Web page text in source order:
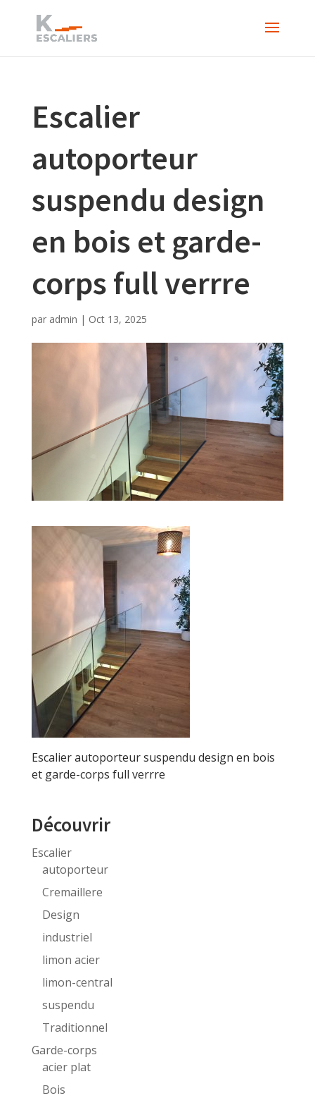
Escalier
autoporteur
suspendu design
en bois et garde-
corps full verrre
par admin | Oct 13, 2025
Escalier autoporteur suspendu design en bois
et garde-corps full verrre
Découvrir
Escalier
autoporteur
Cremaillere
Design
industriel
limon acier
limon-central
suspendu
Traditionnel
Garde-corps
acier plat
Bois